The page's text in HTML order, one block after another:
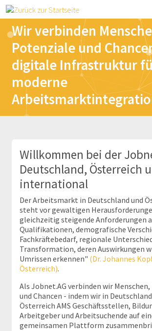
Wir verbinden
Potenziale und
digitale Infrastruktur
moderne
Willkommen bei der
Deutschland, Österreich
international
Der Arbeitsmarkt in Deutschland und
steht vor gewaltigen
gleichzeitig steigende Anforderungen
Qualifikationen, demografische
Fachkräftebedarf, regionale
Transformation, deren Auswirkungen
Umrissen erkennen" (Dr. Johannes
Österreich).
Als Jobnet.AG verbinden wir
und Chancen - indem wir in
Österreich AMS Geschäftsstellen,
Arbeitgeber und Arbeitsuchende auf
gemeinsamen Plattform